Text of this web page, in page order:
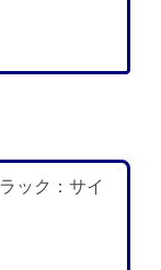
ック：サイ